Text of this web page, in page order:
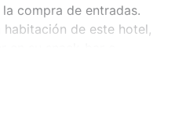
compra de entradas.
de este hotel,
cocktail en